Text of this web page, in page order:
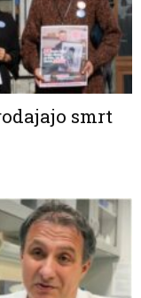
smrt